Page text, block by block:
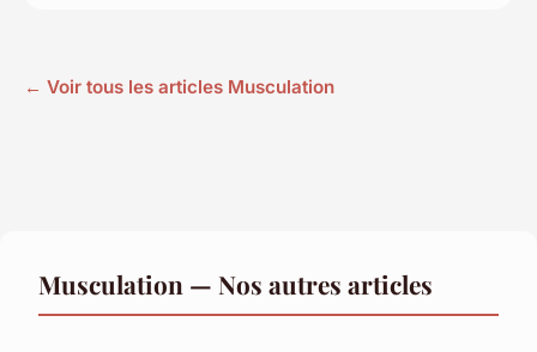
← Voir tous les articles Musculation
Musculation — Nos autres articles